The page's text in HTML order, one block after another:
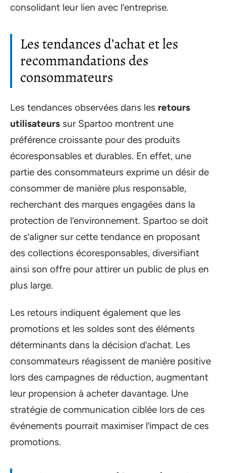
consolidant leur lien avec l’entreprise.
Les tendances d’achat et les
recommandations des
consommateurs
Les tendances observées dans les retours
utilisateurs sur Spartoo montrent une
préférence croissante pour des produits
écoresponsables et durables. En effet, une
partie des consommateurs exprime un désir de
consommer de manière plus responsable,
recherchant des marques engagées dans la
protection de l’environnement. Spartoo se doit
de s’aligner sur cette tendance en proposant
des collections écoresponsables, diversifiant
ainsi son offre pour attirer un public de plus en
plus large.
Les retours indiquent également que les
promotions et les soldes sont des éléments
déterminants dans la décision d’achat. Les
consommateurs réagissent de manière positive
lors des campagnes de réduction, augmentant
leur propension à acheter davantage. Une
stratégie de communication ciblée lors de ces
événements pourrait maximiser l’impact de ces
promotions.